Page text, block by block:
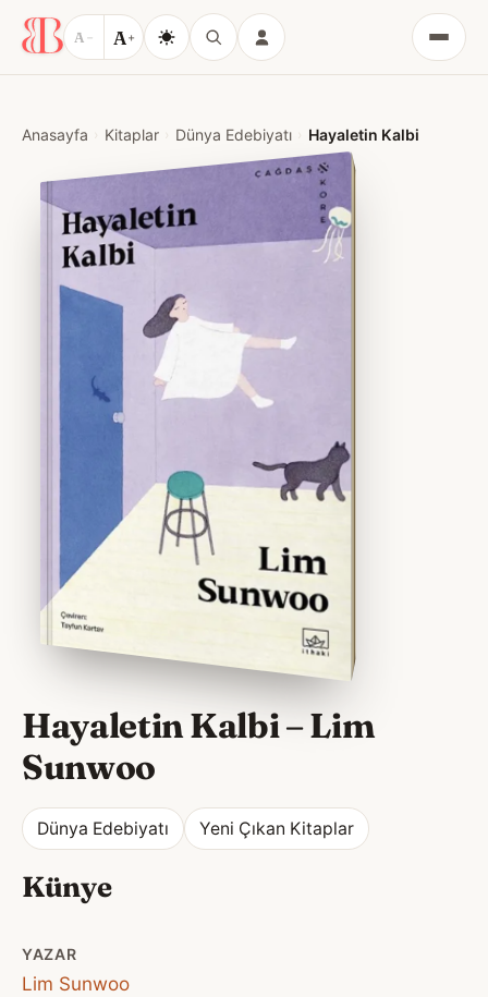
A − A+
Menü
Anasayfa Kitaplar Dünya Edebiyatı Hayaletin Kalbi
Hayaletin Kalbi–Lim
Sunwoo
Dünya Edebiyatı Yeni Çıkan Kitaplar
Künye
YAZAR
Lim Sunwoo